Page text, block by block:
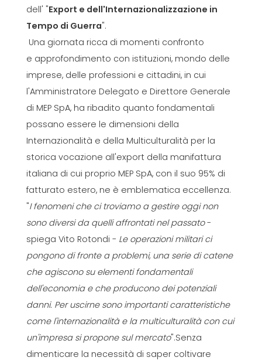
dell' "Export e dell'Internazionalizzazione in
Tempo di Guerra".
Una giornata ricca di momenti confronto
e approfondimento con istituzioni, mondo delle
imprese, delle professioni e cittadini, in cui
l'Amministratore Delegato e Direttore Generale
di MEP SpA, ha ribadito quanto fondamentali
possano essere le dimensioni della
Internazionalità e della Multiculturalità per la
storica vocazione all'export della manifattura
italiana di cui proprio MEP SpA, con il suo 95% di
fatturato estero, ne è emblematica eccellenza.
"I fenomeni che ci troviamo a gestire oggi non
sono diversi da quelli affrontati nel passato-
spiega Vito Rotondi - Le operazioni militari ci
pongono di fronte a problemi, una serie di catene
che agiscono su elementi fondamentali
dell'economia e che producono dei potenziali
danni. Per uscirne sono importanti caratteristiche
come l'internazionalità e la multiculturalità con cui
un'impresa si propone sul mercato".Senza
dimenticare la necessità di saper coltivare